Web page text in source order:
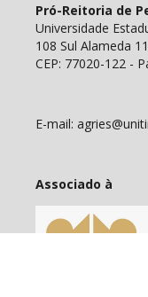
Pró-Reitoria de
Universidade
108 Sul Alameda
CEP: 77020-122 -
E-mail:
Associado à